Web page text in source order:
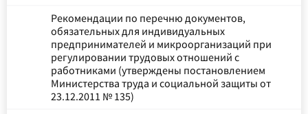
Рекомендации по перечню документов,
обязательных для индивидуальных
предпринимателей и микроорганизаций при
регулировании трудовых отношений с
работниками (утверждены постановлением
Министерства труда и социальной защиты от
23.12.2011 № 135)